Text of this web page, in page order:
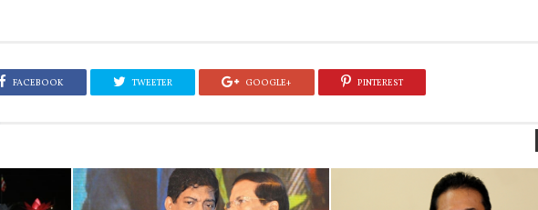
FACEBOOK TWEETER GOOGLE+ PINTEREST